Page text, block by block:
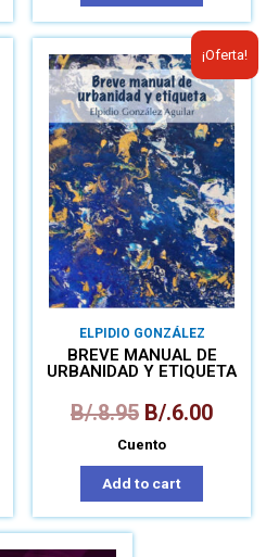
¡Oferta!
ELPIDIO GONZÁLEZ
BREVE MANUAL DE
URBANIDAD Y ETIQUETA
B/.8.95 B/.6.00
Cuento
Add to cart